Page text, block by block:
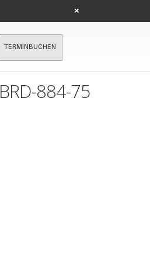
×
TERMINBUCHEN
BRD-884-75